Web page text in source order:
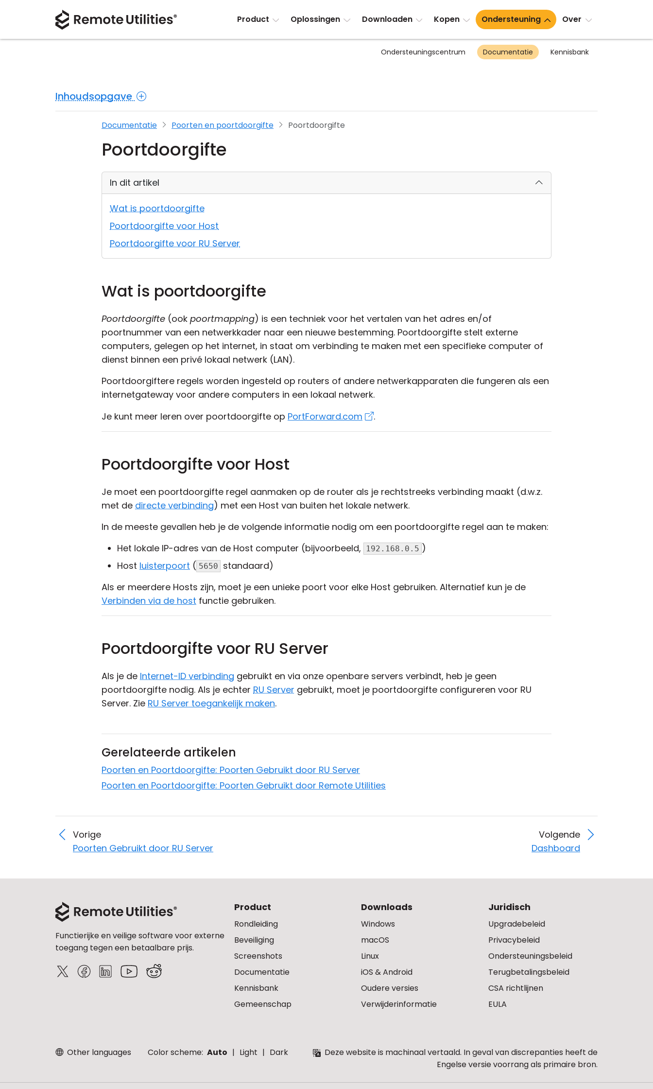
Product Oplossingen Downloaden Kopen Ondersteuning Over
Ondersteuningscentrum Documentatie Kennisbank
Inhoudsopgave
Documentatie Poorten en poortdoorgifte Poortdoorgifte
Poortdoorgifte
In dit artikel
Wat is poortdoorgifte
Poortdoorgifte voor Host
Poortdoorgifte voor RU Server
Wat is poortdoorgifte
Poortdoorgifte (ook poortmapping) is een techniek voor het vertalen van het adres en/of
poortnummer van een netwerkkader naar een nieuwe bestemming. Poortdoorgifte stelt externe
computers, gelegen op het internet, in staat om verbinding te maken met een specifieke computer of
dienst binnen een privé lokaal netwerk (LAN).
Poortdoorgiftere regels worden ingesteld op routers of andere netwerkapparaten die fungeren als een
internetgateway voor andere computers in een lokaal netwerk.
Je kunt meer leren over poortdoorgifte op PortForward.com .
Poortdoorgifte voor Host
Je moet een poortdoorgifte regel aanmaken op de router als je rechtstreeks verbinding maakt (d.w.z.
met de directe verbinding) met een Host van buiten het lokale netwerk.
In de meeste gevallen heb je de volgende informatie nodig om een poortdoorgifte regel aan te maken:
Het lokale IP-adres van de Host computer (bijvoorbeeld,
192.168.0.5 )
Host luisterpoort ( 5650
standaard)
Als er meerdere Hosts zijn, moet je een unieke poort voor elke Host gebruiken. Alternatief kun je de
Verbinden via de host functie gebruiken.
Poortdoorgifte voor RU Server
Als je de Internet-ID verbinding gebruikt en via onze openbare servers verbindt, heb je geen
poortdoorgifte nodig. Als je echter RU Server gebruikt, moet je poortdoorgifte configureren voor RU
Server. Zie RU Server toegankelijk maken.
Gerelateerde artikelen
Poorten en Poortdoorgifte: Poorten Gebruikt door RU Server
Poorten en Poortdoorgifte: Poorten Gebruikt door Remote Utilities
Vorige
Poorten Gebruikt door RU Server
Volgende
Dashboard
Functierijke en veilige software voor externe
toegang tegen een betaalbare prijs.
Product
Rondleiding
Beveiliging
Screenshots
Documentatie
Kennisbank
Gemeenschap
Downloads
Windows
macOS
Linux
iOS & Android
Oudere versies
Verwijderinformatie
Juridisch
Upgradebeleid
Privacybeleid
Ondersteuningsbeleid
Terugbetalingsbeleid
CSA richtlijnen
EULA
Other languages Color scheme: Auto Light Dark
Deze website is machinaal vertaald. In geval van discrepanties heeft de
Engelse versie voorrang als primaire bron.